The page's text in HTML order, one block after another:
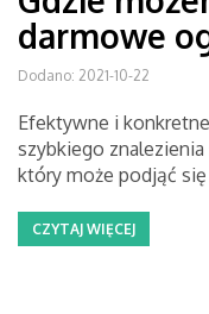
darmowe
Dodano: 2021-10-22
Efektywne i
szybkiego
który może podjąć
CZYTAJ WIĘCEJ